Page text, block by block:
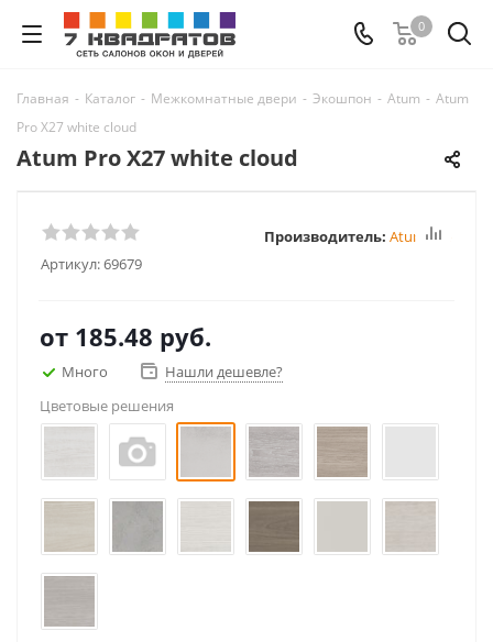
0
Главная - Каталог - Межкомнатные двери - Экошпон - Atum - Atum
Pro Х27 white cloud
Atum Pro Х27 white cloud
Артикул:69679
Производитель: Atum Pro
от 185.48 руб.
Много
Нашли дешевле?
Цветовые решения